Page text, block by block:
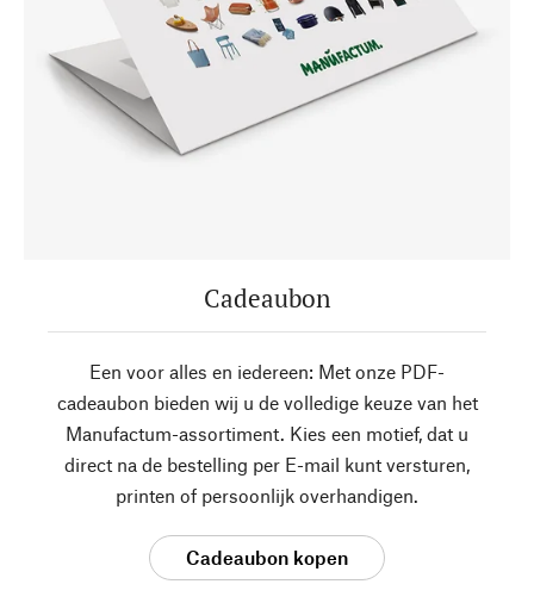
Cadeaubon
Een voor alles en iedereen: Met onze PDF-
cadeaubon bieden wij u de volledige keuze van het
Manufactum-assortiment. Kies een motief, dat u
direct na de bestelling per E-mail kunt versturen,
printen of persoonlijk overhandigen.
Cadeaubon kopen